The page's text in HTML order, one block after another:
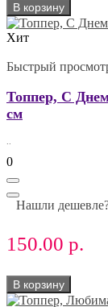
В корзину
Хит
Быстрый
Топпер, С
см
0
Нашли
150.00 р.
В корзину